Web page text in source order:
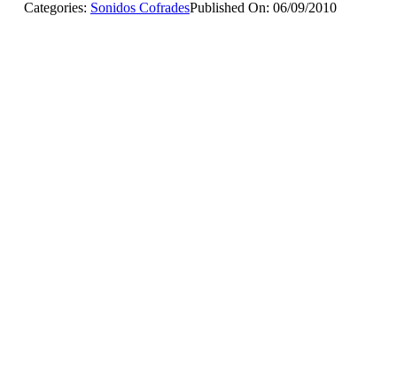
Categories: Sonidos CofradesPublished On: 06/09/2010